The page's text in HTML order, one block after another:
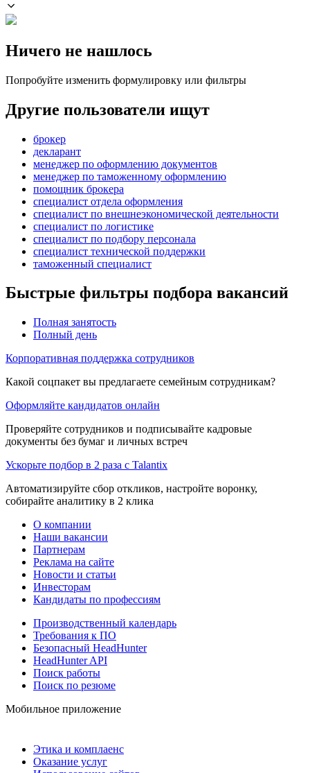
Ничего не нашлось
Попробуйте изменить формулировку или фильтры
Другие пользователи ищут
брокер
декларант
менеджер по оформлению документов
менеджер по таможенному оформлению
помощник брокера
специалист отдела оформления
специалист по внешнеэкономической деятельности
специалист по логистике
специалист по подбору персонала
специалист технической поддержки
таможенный специалист
Быстрые фильтры подбора вакансий
Полная занятость
Полный день
Корпоративная поддержка сотрудников
Какой соцпакет вы предлагаете семейным сотрудникам?
Оформляйте кандидатов онлайн
Проверяйте сотрудников и подписывайте кадровые
документы без бумаг и личных встреч
Ускорьте подбор в 2 раза с Talantix
Автоматизируйте сбор откликов, настройте воронку,
собирайте аналитику в 2 клика
О компании
Наши вакансии
Партнерам
Реклама на сайте
Новости и статьи
Инвесторам
Кандидаты по профессиям
Производственный календарь
Требования к ПО
Безопасный HeadHunter
HeadHunter API
Поиск работы
Поиск по резюме
Мобильное приложение
Этика и комплаенс
Оказание услуг